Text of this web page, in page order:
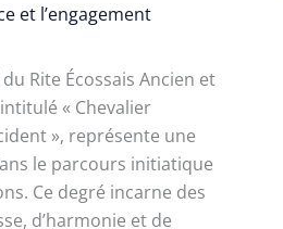
et l’engagement
Rite Écossais Ancien et
« Chevalier
», représente une
le parcours initiatique
Ce degré incarne des
d’harmonie et de